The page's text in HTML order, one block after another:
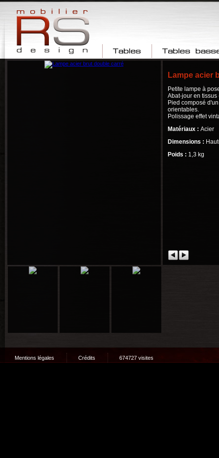
Tables Tables basses
Lampe acier
Petite lampe à
Abat-jour en
Pied composé
orientables.
Polissage effet
Matériaux : Acier
Dimensions :
Poids : 1,3 kg
Mentions légales Crédits 674727 visites